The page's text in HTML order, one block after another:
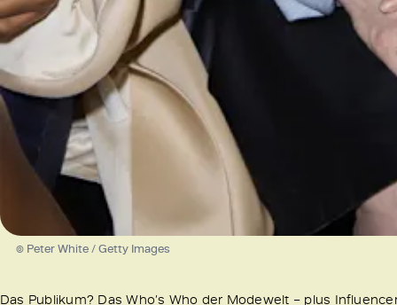
© Peter White / Getty Images
Das Publikum? Das Who’s Who der Modewelt – plus